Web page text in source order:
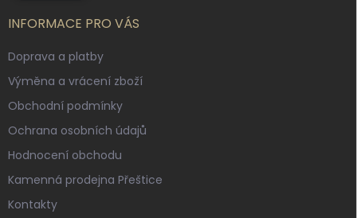
INFORMACE PRO VÁS
Doprava a platby
Výměna a vrácení zboží
Obchodní podmínky
Ochrana osobních údajů
Hodnocení obchodu
Kamenná prodejna Přeštice
Kontakty